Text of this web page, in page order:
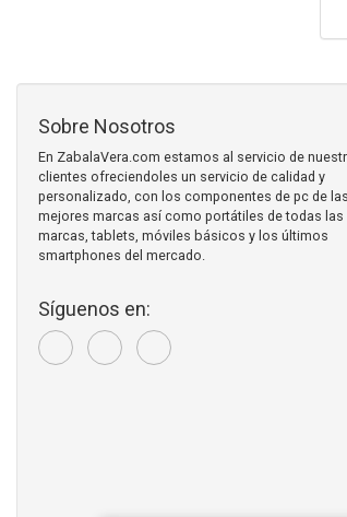
Sobre Nosotros
En ZabalaVera.com estamos al servicio de
clientes ofreciendoles un servicio de calidad y
personalizado, con los componentes de pc de las
mejores marcas así como portátiles de todas las
marcas, tablets, móviles básicos y los últimos
smartphones del mercado.
Síguenos en: